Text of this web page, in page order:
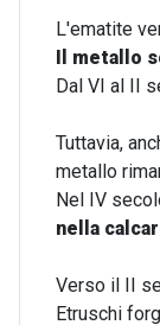
L'ematite
Il metallo
Dal VI al II
Tuttavia,
metallo
Nel IV
nella
Verso il II
Etruschi